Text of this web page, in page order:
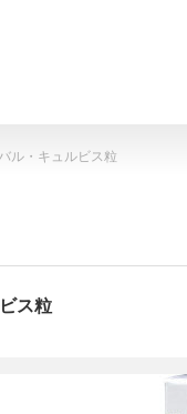
ル・キュルビス粒
ス粒